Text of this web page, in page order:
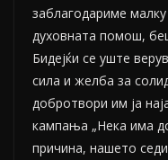
заблагодариме
духовната помош,
Бидејќи се уште
сила и желба за
добротвори им ја
кампања „Нека има
причина, нашето